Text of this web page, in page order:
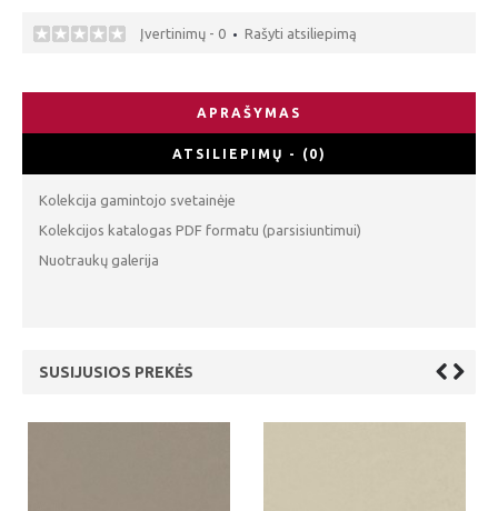
Įvertinimų - 0 • Rašyti atsiliepimą
APRAŠYMAS
ATSILIEPIMŲ - (0)
Kolekcija gamintojo svetainėje
Kolekcijos katalogas PDF formatu (parsisiuntimui)
Nuotraukų galerija
SUSIJUSIOS PREKĖS